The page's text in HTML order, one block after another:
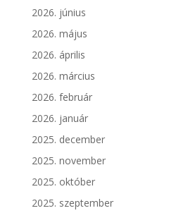
2026. június
2026. május
2026. április
2026. március
2026. február
2026. január
2025. december
2025. november
2025. október
2025. szeptember